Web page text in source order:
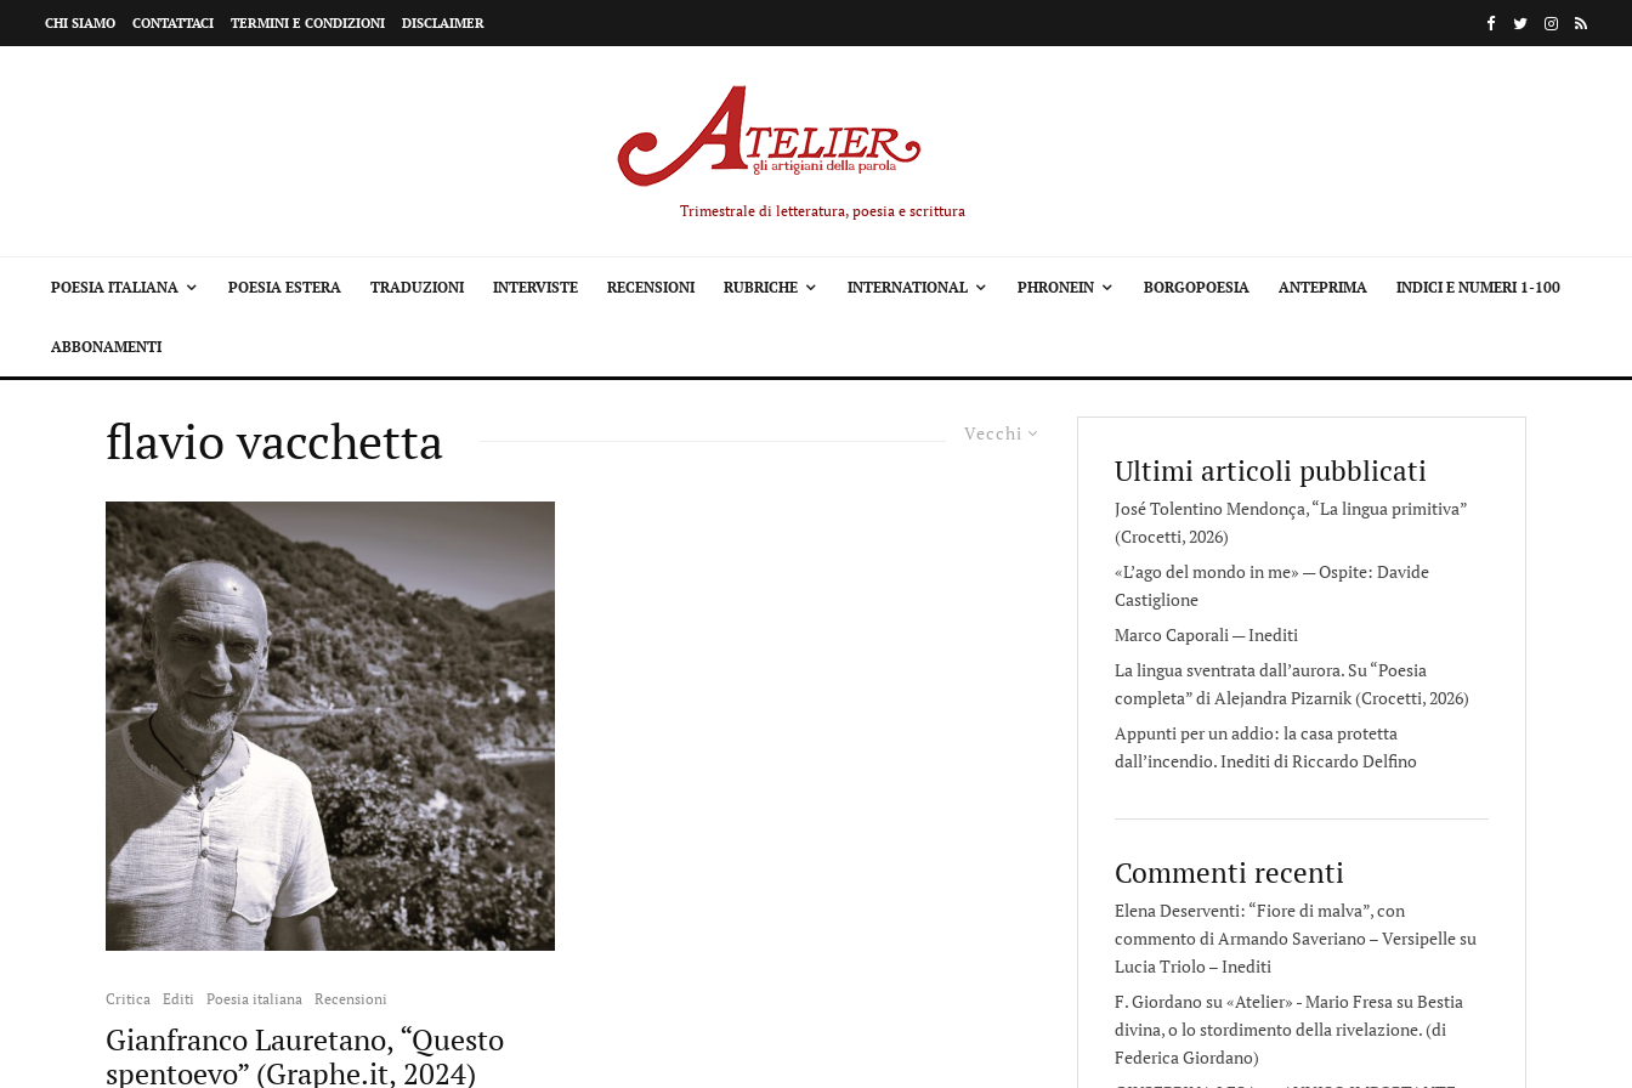
CHI SIAMO CONTATTACI TERMINI E CONDIZIONI DISCLAIMER
Trimestrale di letteratura, poesia e scrittura
POESIA ITALIANA POESIA ESTERA TRADUZIONI INTERVISTE RECENSIONI RUBRICHE INTERNATIONAL PHRONEIN BORGOPOESIA ANTEPRIMA INDICI E NUMERI 1-100
ABBONAMENTI
Vecchi
flavio vacchetta
Critica Editi Poesia italiana Recensioni
Gianfranco Lauretano, “Questo
spentoevo” (Graphe.it, 2024)
Ultimi articoli pubblicati
José Tolentino Mendonça, “La lingua primitiva”
(Crocetti, 2026)
«L’ago del mondo in me» — Ospite: Davide
Castiglione
Marco Caporali — Inediti
La lingua sventrata dall’aurora. Su “Poesia
completa” di Alejandra Pizarnik (Crocetti, 2026)
Appunti per un addio: la casa protetta
dall’incendio. Inediti di Riccardo Delfino
Commenti recenti
Elena Deserventi: “Fiore di malva”, con
commento di Armando Saveriano – Versipellesu
Lucia Triolo – Inediti
F. Giordano su «Atelier» - Mario FresasuBestia
divina, o lo stordimento della rivelazione. (di
Federica Giordano)